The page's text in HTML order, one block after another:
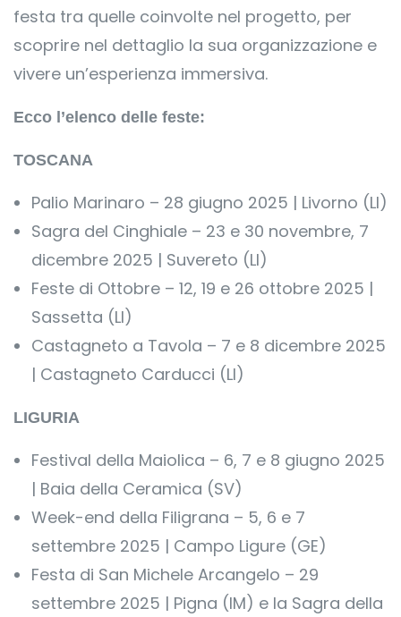
festa tra quelle coinvolte nel progetto, per
scoprire nel dettaglio la sua organizzazione e
vivere un’esperienza immersiva.
Ecco l’elenco delle feste:
TOSCANA
Palio Marinaro – 28 giugno 2025 | Livorno (LI)
Sagra del Cinghiale – 23 e 30 novembre, 7
dicembre 2025 | Suvereto (LI)
Feste di Ottobre – 12, 19 e 26 ottobre 2025 |
Sassetta (LI)
Castagneto a Tavola – 7 e 8 dicembre 2025
| Castagneto Carducci (LI)
LIGURIA
Festival della Maiolica – 6, 7 e 8 giugno 2025
| Baia della Ceramica (SV)
Week-end della Filigrana – 5, 6 e 7
settembre 2025 | Campo Ligure (GE)
Festa di San Michele Arcangelo – 29
settembre 2025 | Pigna (IM) e la Sagra della